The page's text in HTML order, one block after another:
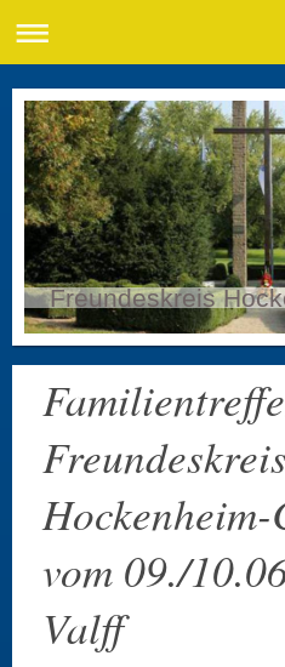
Freundeskreis
Hockenheim-
vom 09./
Valff